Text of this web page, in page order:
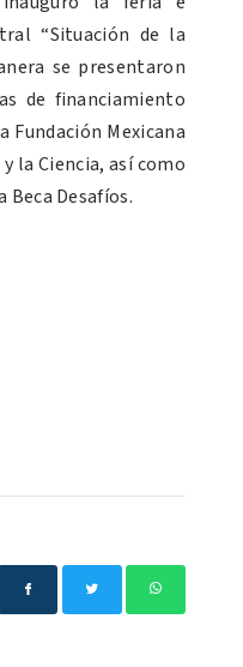
“Situación de la
se presentaron
de financiamiento
Fundación Mexicana
la Ciencia, así como
Beca Desafíos.